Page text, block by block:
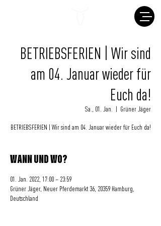
BETRIEBSFERIEN | Wir sind
am 04. Januar wieder für
Euch da!
Sa., 01. Jan. Grüner Jäger
BETRIEBSFERIEN | Wir sind am 04. Januar wieder für Euch da!
WANN UND WO?
01. Jan. 2022, 17:00 – 23:59
Grüner Jäger, Neuer Pferdemarkt 36, 20359 Hamburg,
Deutschland